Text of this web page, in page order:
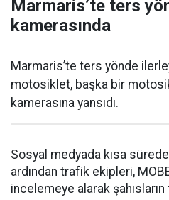
Marmaris’te ters
kamerasında
Marmaris’te ters yönde
motosiklet, başka bir
kamerasına yansıdı.
Sosyal medyada kısa
ardından trafik ekipleri,
incelemeye alarak